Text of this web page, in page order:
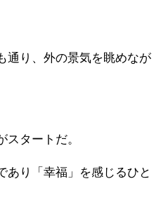
通り、外の景気を眺めなが
タートだ。
あり「幸福」を感じるひと